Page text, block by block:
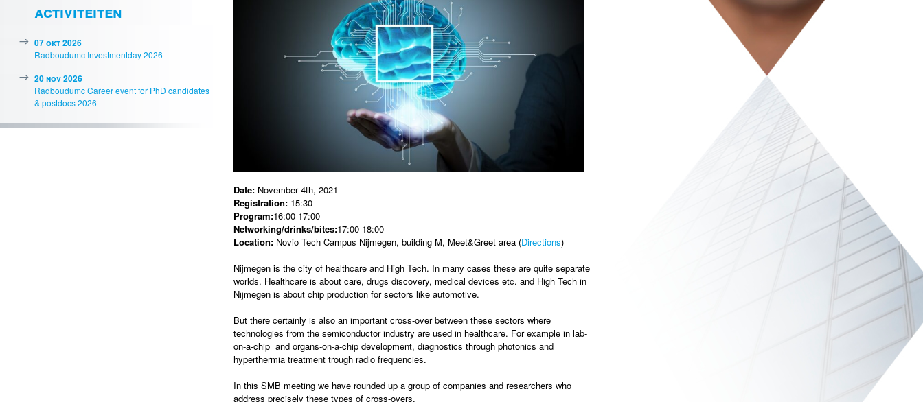
Date: November 4th, 2021
Registration: 15:30
Program:16:00-17:00
Networking/drinks/bites:17:00-18:00
Location: Novio Tech Campus Nijmegen, building M, Meet&Greet area (Directions)
Nijmegen is the city of healthcare and High Tech. In many cases these are quite separate
worlds. Healthcare is about care, drugs discovery, medical devices etc. and High Tech in
Nijmegen is about chip production for sectors like automotive.
But there certainly is also an important cross-over between these sectors where
technologies from the semiconductor industry are used in healthcare. For example in lab-
on-a-chip and organs-on-a-chip development, diagnostics through photonics and
hyperthermia treatment trough radio frequencies.
In this SMB meeting we have rounded up a group of companies and researchers who
address precisely these types of cross-overs.
activiteiten
07 okt 2026
Radboudumc Investmentday 2026
20 nov 2026
Radboudumc Career event for PhD candidates
& postdocs 2026